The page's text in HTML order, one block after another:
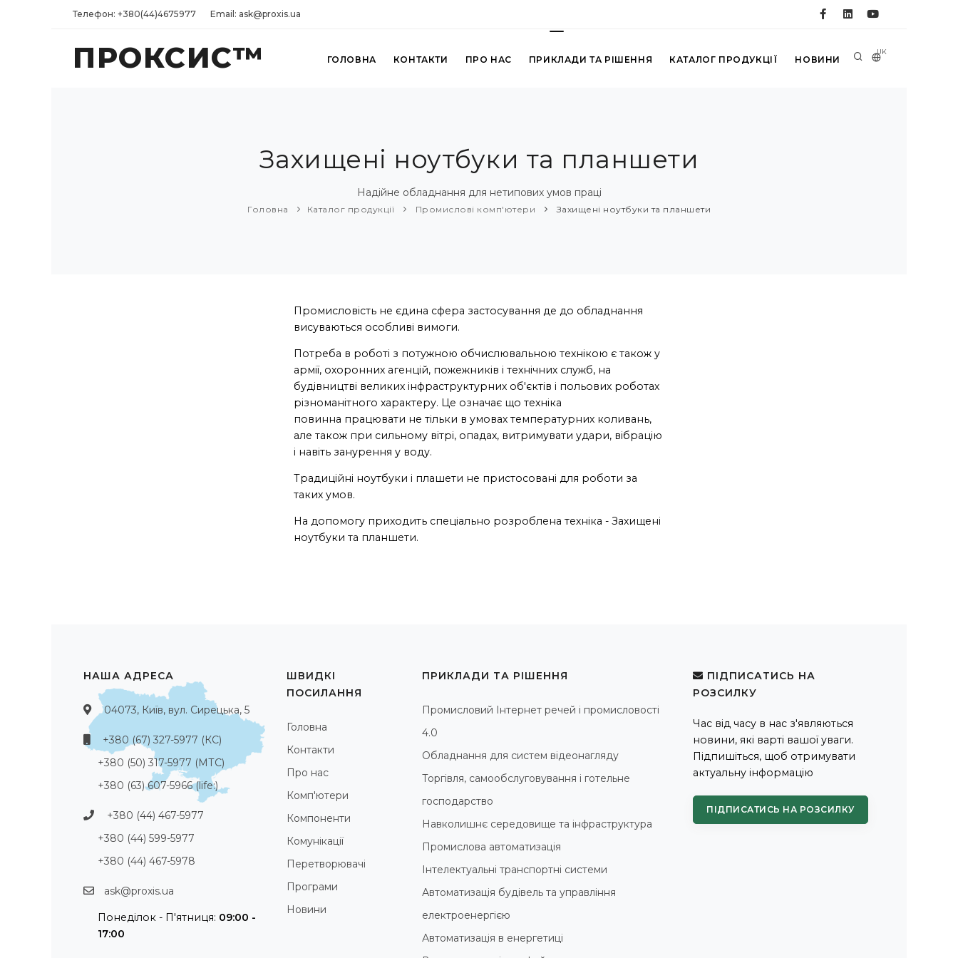
Телефон: +380(44)4675977 Email: ask@proxis.ua
ПРОКСИС™ UK
ГОЛОВНА КОНТАКТИ ПРО НАС ПРИКЛАДИ ТА РІШЕННЯ КАТАЛОГ ПРОДУКЦІЇ НОВИНИ
Захищені ноутбуки та планшети
Надійне обладнання для нетипових умов праці
Головна Каталог продукції Промислові комп'ютери Захищені ноутбуки та планшети
Промисловість не єдина сфера застосування де до обладнання
висуваються особливі вимоги.
Потреба в роботі з потужною обчислювальною технікою є також у
армії, охоронних агенцій, пожежників і технічних служб, на
будівництві великих інфраструктурних об'єктів і польових роботах
різноманітного характеру. Це означає що техніка
повинна працювати не тільки в умовах температурних коливань,
але також при сильному вітрі, опадах, витримувати удари, вібрацію
і навіть занурення у воду.
Традиційні ноутбуки і плашети не пристосовані для роботи за
таких умов.
На допомогу приходить спеціально розроблена техніка - Захищені
ноутбуки та планшети.
НАША АДРЕСА
04073, Київ, вул. Сирецька, 5
+380 (67) 327-5977 (КС)
+380 (50) 317-5977 (МТС)
+380 (63) 607-5966 (life:)
+380 (44) 467-5977
+380 (44) 599-5977
+380 (44) 467-5978
ask@proxis.ua
Понеділок - П'ятниця: 09:00 -
17:00
ШВИДКІ
ПОСИЛАННЯ
Головна
Контакти
Про нас
Комп'ютери
Компоненти
Комунікації
Перетворювачі
Програми
Новини
ПРИКЛАДИ ТА РІШЕННЯ
Промисловий Інтернет речей і промисловості
4.0
Обладнання для систем відеонагляду
Торгівля, самообслуговування і готельне
господарство
Навколишнє середовище та інфраструктура
Промислова автоматизація
Інтелектуальні транспортні системи
Автоматизація будівель та управління
електроенергією
Автоматизація в енергетиці
ПІДПИСАТИСЬ НА
РОЗСИЛКУ
Час від часу в нас з'являються
новини, які варті вашої уваги.
Підпишіться, щоб отримувати
актуальну інформацію
ПІДПИСАТИСЬ НА РОЗСИЛКУ